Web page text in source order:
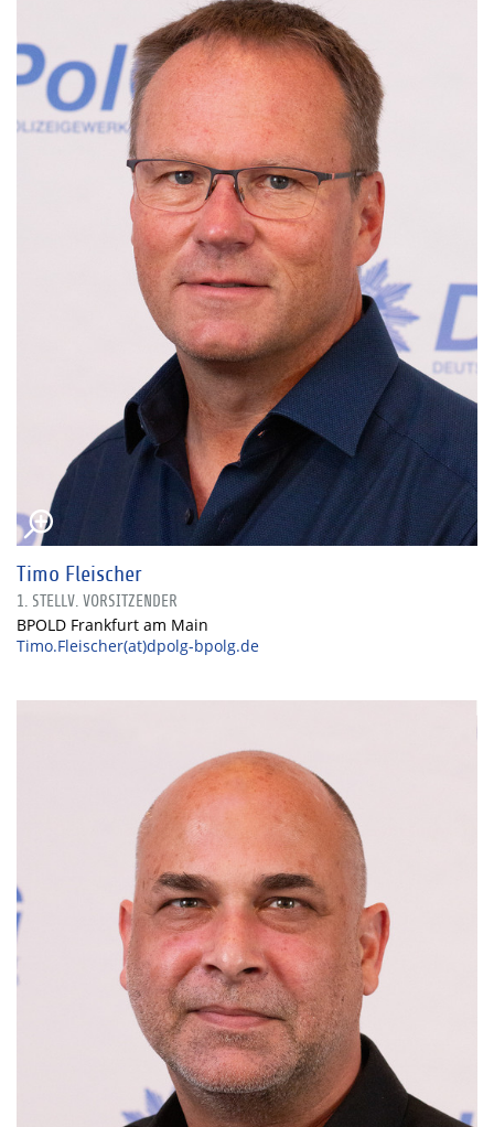
Timo Fleischer
1. STELLV. VORSITZENDER
BPOLD Frankfurt am Main
Timo.Fleischer(at)dpolg-bpolg.de